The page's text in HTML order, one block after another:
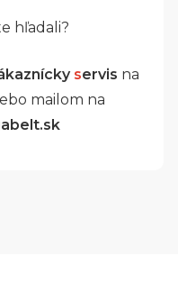
hľadali?
servis na
mailom na